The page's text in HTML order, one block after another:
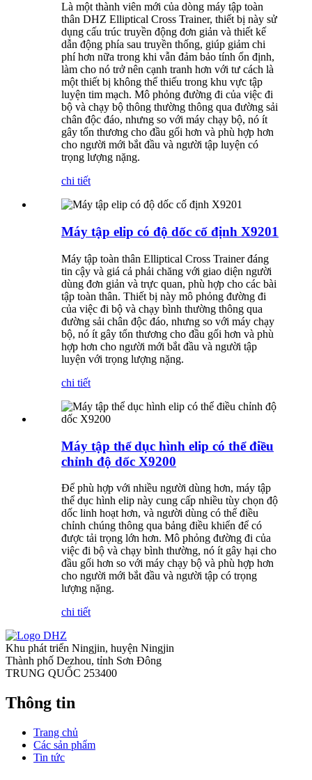
Là một thành viên mới của dòng máy tập toàn
thân DHZ Elliptical Cross Trainer, thiết bị này sử
dụng cấu trúc truyền động đơn giản và thiết kế
dẫn động phía sau truyền thống, giúp giảm chi
phí hơn nữa trong khi vẫn đảm bảo tính ổn định,
làm cho nó trở nên cạnh tranh hơn với tư cách là
một thiết bị không thể thiếu trong khu vực tập
luyện tim mạch. Mô phỏng đường đi của việc đi
bộ và chạy bộ thông thường thông qua đường sải
chân độc đáo, nhưng so với máy chạy bộ, nó ít
gây tổn thương cho đầu gối hơn và phù hợp hơn
cho người mới bắt đầu và người tập luyện có
trọng lượng nặng.
chi tiết
Máy tập elip có độ dốc cố định X9201
Máy tập toàn thân Elliptical Cross Trainer đáng
tin cậy và giá cả phải chăng với giao diện người
dùng đơn giản và trực quan, phù hợp cho các bài
tập toàn thân. Thiết bị này mô phỏng đường đi
của việc đi bộ và chạy bình thường thông qua
đường sải chân độc đáo, nhưng so với máy chạy
bộ, nó ít gây tổn thương cho đầu gối hơn và phù
hợp hơn cho người mới bắt đầu và người tập
luyện với trọng lượng nặng.
chi tiết
Máy tập thể dục hình elip có thể điều
chỉnh độ dốc X9200
Để phù hợp với nhiều người dùng hơn, máy tập
thể dục hình elip này cung cấp nhiều tùy chọn độ
dốc linh hoạt hơn, và người dùng có thể điều
chỉnh chúng thông qua bảng điều khiển để có
được tải trọng lớn hơn. Mô phỏng đường đi của
việc đi bộ và chạy bình thường, nó ít gây hại cho
đầu gối hơn so với máy chạy bộ và phù hợp hơn
cho người mới bắt đầu và người tập có trọng
lượng nặng.
chi tiết
Khu phát triển Ningjin, huyện Ningjin
Thành phố Dezhou, tỉnh Sơn Đông
TRUNG QUỐC 253400
Thông tin
Trang chủ
Các sản phẩm
Tin tức